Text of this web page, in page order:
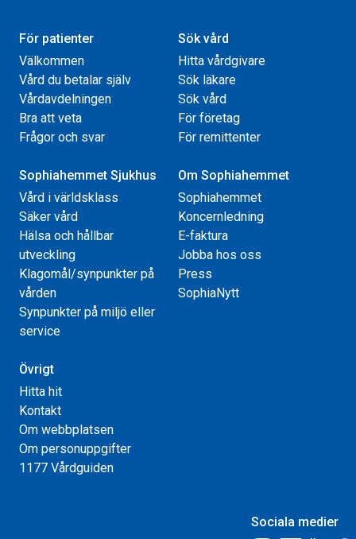
För patienter
Välkommen
Vård du betalar själv
Vårdavdelningen
Bra att veta
Frågor och svar
Sök vård
Hitta vårdgivare
Sök läkare
Sök vård
För företag
För remittenter
Sophiahemmet Sjukhus
Vård i världsklass
Säker vård
Hälsa och hållbar
utveckling
Klagomål/synpunkter på
vården
Synpunkter på miljö eller
service
Om Sophiahemmet
Sophiahemmet
Koncernledning
E-faktura
Jobba hos oss
Press
SophiaNytt
Övrigt
Hitta hit
Kontakt
Om webbplatsen
Om personuppgifter
1177 Vårdguiden
Sociala medier